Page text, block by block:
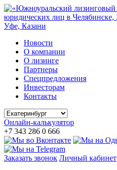
Новости
О компании
О лизинге
Партнеры
Спецпредложения
Инвесторам
Контакты
Онлайн-калькулятор
+7 343 286 0 666
Заказать звонок Личный кабинет